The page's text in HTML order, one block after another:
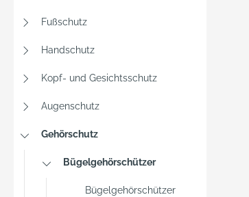
Fußschutz
Handschutz
Kopf- und Gesichtsschutz
Augenschutz
Gehörschutz
Bügelgehörschützer
Bügelgehörschützer